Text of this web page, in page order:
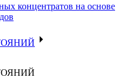
концентратов на основе